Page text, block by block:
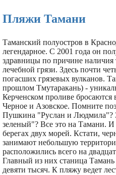
Пляжи Тамани
Таманский полуостров в
легендарное. С 2001 года он
здравницы по причине
лечебной грязи. Здесь почти
погасших грязевых вулканов.
прошлом Тмутаракань) -
Керченском проливе бросаются
Черное и Азовское. Помните
Пушкина "Руслан и Людмила"?
зеленый"? Все это на Тамани. И
берегах двух морей. Кстати,
занимают небольшую
расположились всего на
Главный из них станица
девяти тысяч. К пляжу ведет